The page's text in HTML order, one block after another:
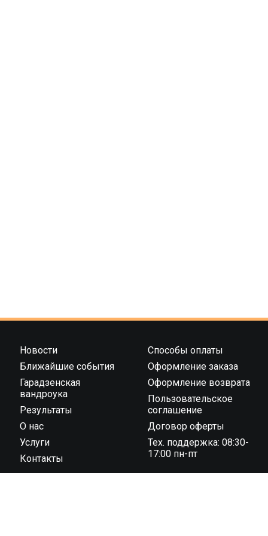
Новости
Ближайшие события
Гарадзенская
вандроука
Результаты
О нас
Услуги
Контакты
Способы оплаты
Оформление заказа
Оформление возврата
Пользовательское
соглашение
Договор оферты
Тех. поддержка: 08:30-
17:00 пн-пт